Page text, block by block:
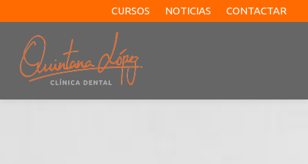
CURSOS NOTICIAS CONTACTAR